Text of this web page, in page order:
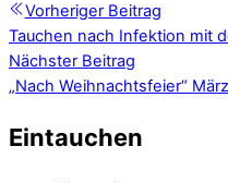
Vorheriger Beitrag
Tauchen nach Infektion mit
Nächster Beitrag
„Nach Weihnachtsfeier“
Eintauchen